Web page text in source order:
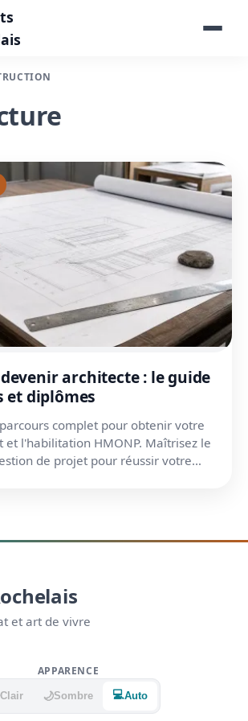
architecte : le guide
et diplômes
complet pour obtenir votre
et l'habilitation HMONP. Maîtrisez le
de projet pour réussir votre
et art de vivre
APPARENCE
Clair 🌙Sombre 💻Auto